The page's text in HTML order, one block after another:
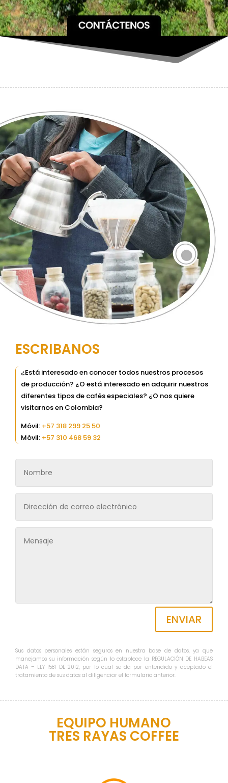
ESCRIBANOS
¿Está interesado en conocer todos nuestros procesos
de producción? ¿O está interesado en adquirir nuestros
diferentes tipos de cafés especiales? ¿O nos quiere
visitarnos en Colombia?
Móvil: +57 318 299 25 50
Móvil: +57 310 468 59 32
ENVIAR
Sus datos personales están seguros en nuestra base de datos, ya que
manejamos su información según lo establece la REGULACIÓN DE HABEAS
DATA – LEY 1581 DE 2012, por lo cual se da por entendido y aceptado el
tratamiento de sus datos al diligenciar el formulario anterior.
EQUIPO HUMANO
TRES RAYAS COFFEE